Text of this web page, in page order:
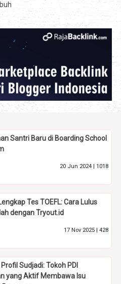
Santri Baru di Boarding School
20 Jun 2024 | 1018
Tes TOEFL: Cara Lulus
dengan Tryout.id
17 Nov 2025 | 428
Sudjadi: Tokoh PDI
yang Aktif Membawa Isu